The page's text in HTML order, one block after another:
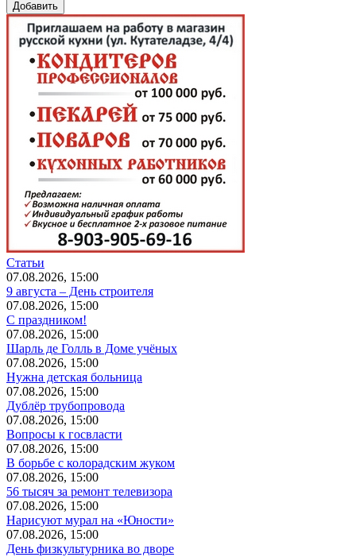
Статьи
07.08.2026, 15:00
9 августа – День строителя
07.08.2026, 15:00
С праздником!
07.08.2026, 15:00
Шарль де Голль в Доме учёных
07.08.2026, 15:00
Нужна детская больница
07.08.2026, 15:00
Дублёр трубопровода
07.08.2026, 15:00
Вопросы к госвласти
07.08.2026, 15:00
В борьбе с колорадским жуком
07.08.2026, 15:00
56 тысяч за ремонт телевизора
07.08.2026, 15:00
Нарисуют мурал на «Юности»
07.08.2026, 15:00
День физкультурника во дворе